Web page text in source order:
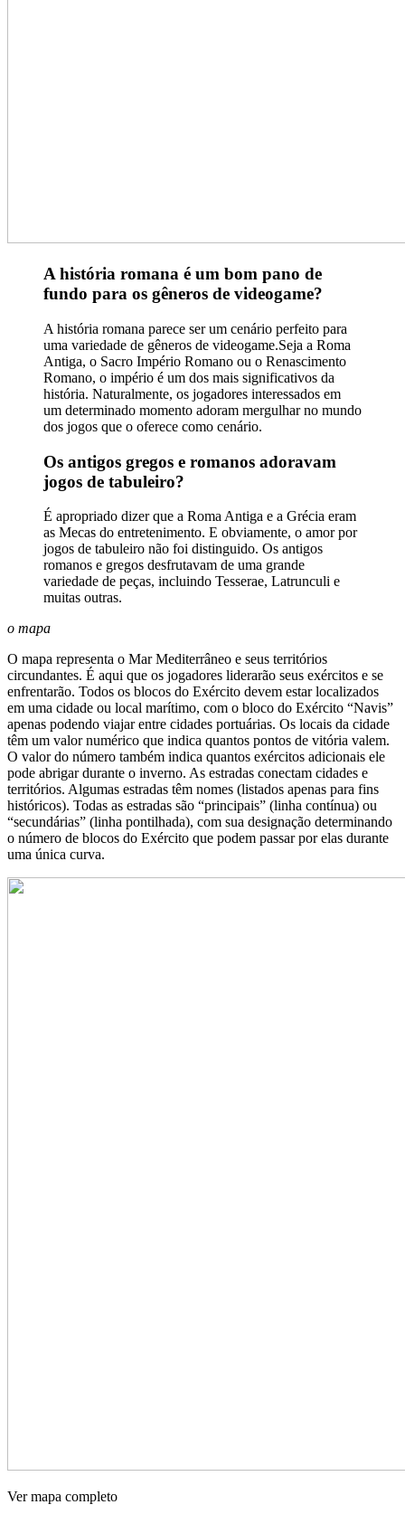
A história romana é um bom pano de
fundo para os gêneros de videogame?
A história romana parece ser um cenário perfeito para
uma variedade de gêneros de videogame.Seja a Roma
Antiga, o Sacro Império Romano ou o Renascimento
Romano, o império é um dos mais significativos da
história. Naturalmente, os jogadores interessados ​​em
um determinado momento adoram mergulhar no mundo
dos jogos que o oferece como cenário.
Os antigos gregos e romanos adoravam
jogos de tabuleiro?
É apropriado dizer que a Roma Antiga e a Grécia eram
as Mecas do entretenimento. E obviamente, o amor por
jogos de tabuleiro não foi distinguido. Os antigos
romanos e gregos desfrutavam de uma grande
variedade de peças, incluindo Tesserae, Latrunculi e
muitas outras.
o mapa
O mapa representa o Mar Mediterrâneo e seus territórios
circundantes. É aqui que os jogadores liderarão seus exércitos e se
enfrentarão. Todos os blocos do Exército devem estar localizados
em uma cidade ou local marítimo, com o bloco do Exército “Navis”
apenas podendo viajar entre cidades portuárias. Os locais da cidade
têm um valor numérico que indica quantos pontos de vitória valem.
O valor do número também indica quantos exércitos adicionais ele
pode abrigar durante o inverno. As estradas conectam cidades e
territórios. Algumas estradas têm nomes (listados apenas para fins
históricos). Todas as estradas são “principais” (linha contínua) ou
“secundárias” (linha pontilhada), com sua designação determinando
o número de blocos do Exército que podem passar por elas durante
uma única curva.
Ver mapa completo